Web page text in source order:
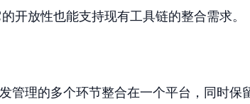
开放性也能支持现有工具链的整合需求。
管理的多个环节整合在一个平台，同时保